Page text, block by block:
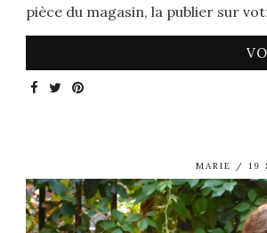
pièce du magasin, la publier sur
MARIE 19